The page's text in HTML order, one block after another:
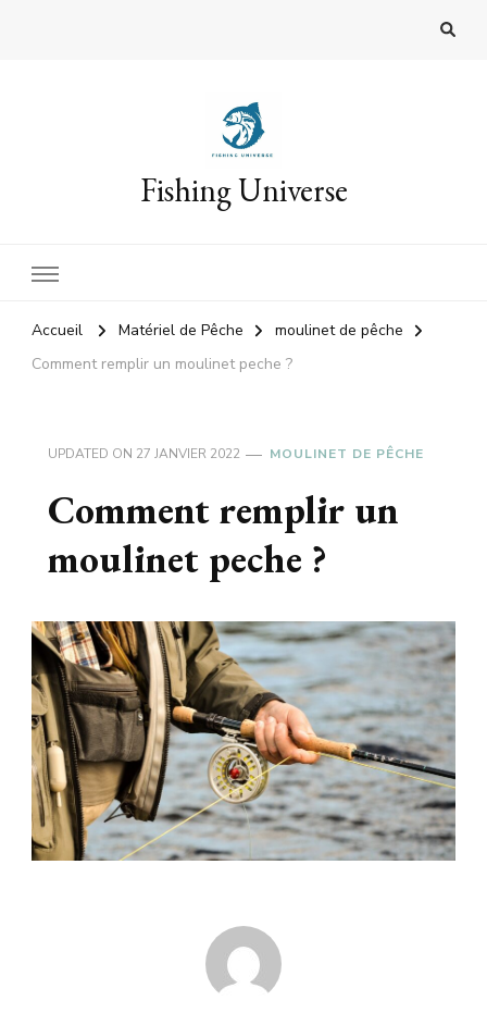
Fishing Universe
Accueil Matériel de Pêche
moulinet de pêche
Comment remplir un moulinet peche ?
UPDATED ON 27 JANVIER 2022 MOULINET DE PÊCHE
Comment remplir un
moulinet peche ?